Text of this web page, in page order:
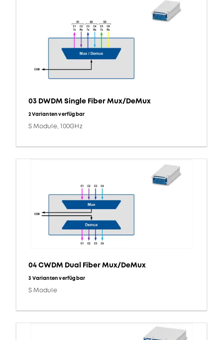
03 DWDM Single Fiber Mux/DeMux
2 Varianten verfügbar
S Module, 100GHz
04 CWDM Dual Fiber Mux/DeMux
3 Varianten verfügbar
S Module